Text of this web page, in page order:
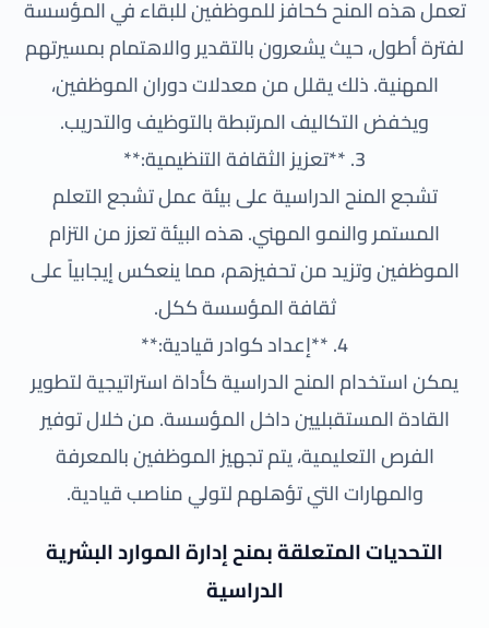
تعمل هذه المنح كحافز للموظفين للبقاء في المؤسسة
لفترة أطول، حيث يشعرون بالتقدير والاهتمام بمسيرتهم
المهنية. ذلك يقلل من معدلات دوران الموظفين،
ويخفض التكاليف المرتبطة بالتوظيف والتدريب.
3. **تعزيز الثقافة التنظيمية:**
تشجع المنح الدراسية على بيئة عمل تشجع التعلم
المستمر والنمو المهني. هذه البيئة تعزز من التزام
الموظفين وتزيد من تحفيزهم، مما ينعكس إيجابياً على
ثقافة المؤسسة ككل.
4. **إعداد كوادر قيادية:**
يمكن استخدام المنح الدراسية كأداة استراتيجية لتطوير
القادة المستقبليين داخل المؤسسة. من خلال توفير
الفرص التعليمية، يتم تجهيز الموظفين بالمعرفة
والمهارات التي تؤهلهم لتولي مناصب قيادية.
التحديات المتعلقة بمنح إدارة الموارد البشرية
الدراسية